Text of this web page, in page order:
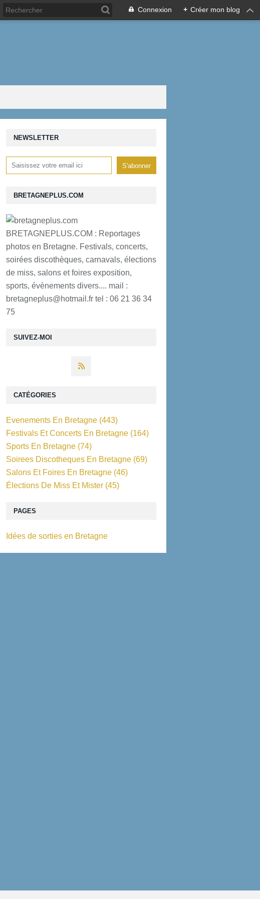
Connexion + Créer mon blog
NEWSLETTER
SUIVEZ-MOI
BRETAGNEPLUS.COM
BRETAGNEPLUS.COM : Reportages
photos en Bretagne. Festivals, concerts,
soirées discothèques, carnavals, élections
de miss, salons et foires exposition,
sports, évènements divers.... mail :
bretagneplus@hotmail.fr tel : 06 21 36 34
75
PAGES
Idées de sorties en Bretagne
CATÉGORIES
Evenements En Bretagne (443)
Festivals Et Concerts En Bretagne (164)
Sports En Bretagne (74)
Soirees Discotheques En Bretagne (69)
Salons Et Foires En Bretagne (46)
Élections De Miss Et Mister (45)